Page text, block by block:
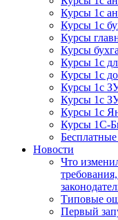
Курсы 1с
Курсы 1с
Курсы
Курсы
Курсы 1с
Курсы 1с
Курсы 1с
Курсы 1с
Курсы 1с
Курсы 1С-
Новости
Что
Типовые
Первый